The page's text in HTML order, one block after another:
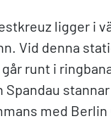
ligger i
Vid denna
runt i
Spandau
med